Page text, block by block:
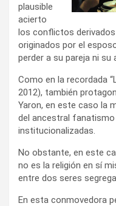
plausible
acierto
los conflictos
originados por el
perder a su pareja ni su
Como en la recordada
2012), también
Yaron, en este caso la
del ancestral
institucionalizadas.
No obstante, en este
no es la religión en sí
entre dos seres
En esta conmovedora